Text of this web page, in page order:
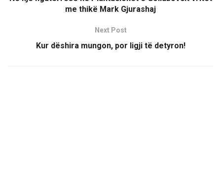
me thikë Mark Gjurashaj
Next Post
Kur dëshira mungon, por ligji të detyron!